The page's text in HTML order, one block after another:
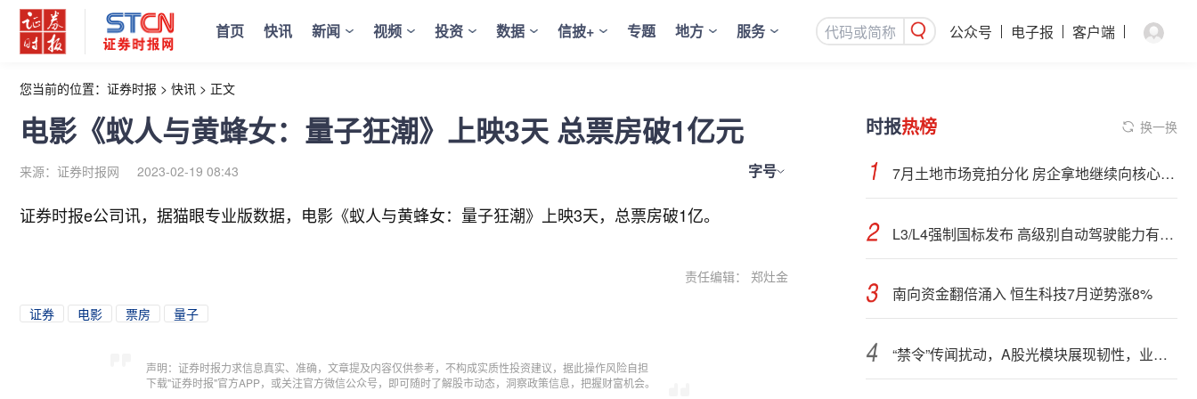
首页 快讯 新闻 视频 投资 数据 信披+ 专题 地方 服务 公众号 电子报 客户端
您当前的位置： 证券时报 > 快讯 > 正文
电影《蚁人与黄蜂女：量子狂潮》上映3天 总票房破1亿元
来源：证券时报网 2023-02-19 08:43 字号
证券时报e公司讯，据猫眼专业版数据，电影《蚁人与黄蜂女：量子狂潮》上映3天，总票房破1亿。
责任编辑： 郑灶金
证券 电影 票房 量子
声明：证券时报力求信息真实、准确，文章提及内容仅供参考，不构成实质性投资建议，据此操作风险自担
下载"证券时报"官方APP，或关注官方微信公众号，即可随时了解股市动态，洞察政策信息，把握财富机会。
时报热榜 换一换
7月土地市场竞拍分化 房企拿地继续向核心城市聚集
L3/L4强制国标发布 高级别自动驾驶能力有望看齐“老司机”
南向资金翻倍涌入 恒生科技7月逆势涨8%
“禁令”传闻扰动，A股光模块展现韧性，业内人士：预计落地难度大